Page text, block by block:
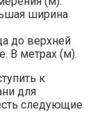
ширина
до верхней
В метрах (м).
к
для
следующие